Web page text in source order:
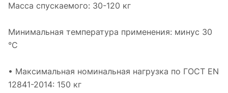
Масса спускаемого: 30-120 кг
Минимальная температура применения: минус 30
°С
• Максимальная номинальная нагрузка по ГОСТ EN
12841-2014: 150 кг